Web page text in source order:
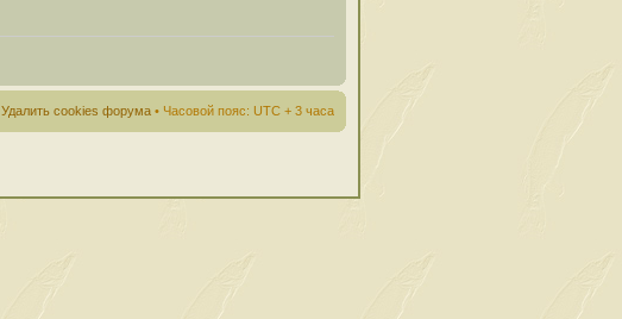
Удалить cookies форума • Часовой пояс: UTC + 3 часа